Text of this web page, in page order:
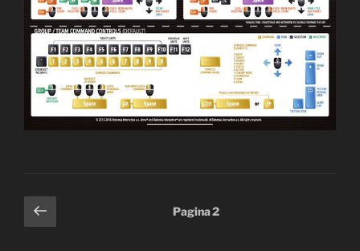
Paginazione
degli
Pagina
precedente
Pagina2